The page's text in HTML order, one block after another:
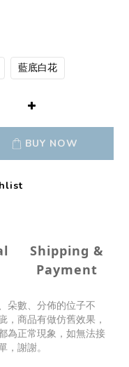
藍底白花
BUY NOW
Shipping &
Payment
朵數、分佈的位子不
，商品有做仿舊效果，
為正常現象，如無法接
謝謝。